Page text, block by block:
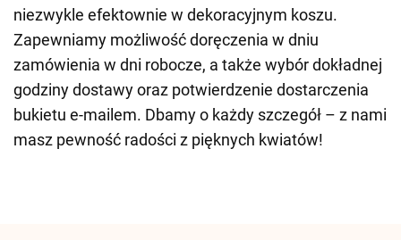
niezwykle efektownie w dekoracyjnym koszu.
Zapewniamy możliwość doręczenia w dniu
zamówienia w dni robocze, a także wybór dokładnej
godziny dostawy oraz potwierdzenie dostarczenia
bukietu e-mailem. Dbamy o każdy szczegół – z nami
masz pewność radości z pięknych kwiatów!